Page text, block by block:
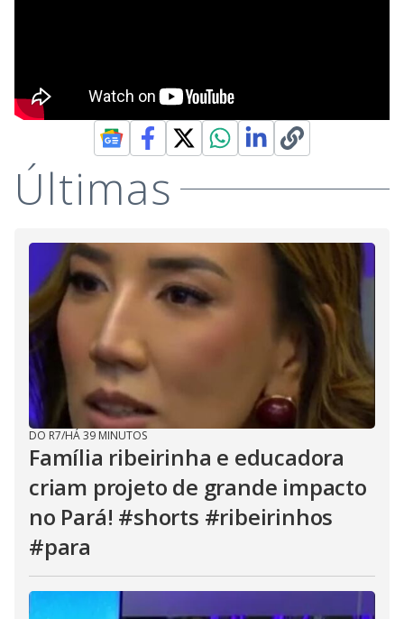
Últimas
DO R7/HÁ 39 MINUTOS
Família ribeirinha e educadora
criam projeto de grande impacto
no Pará! #shorts #ribeirinhos
#para